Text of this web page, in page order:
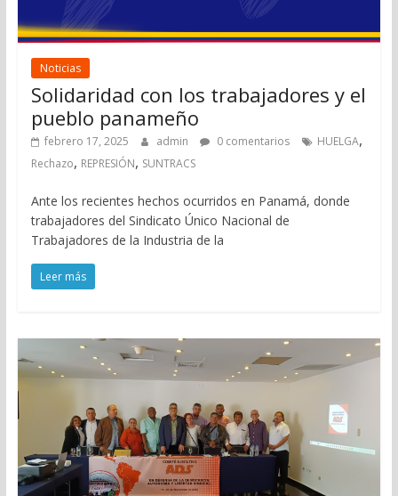
Noticias
Solidaridad con los trabajadores y el
pueblo panameño
febrero 17, 2025 admin 0 comentarios HUELGA,
Rechazo, REPRESIÓN, SUNTRACS
Ante los recientes hechos ocurridos en Panamá, donde
trabajadores del Sindicato Único Nacional de
Trabajadores de la Industria de la
Leer más